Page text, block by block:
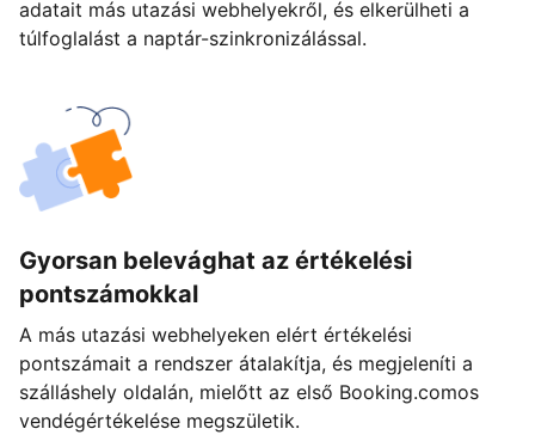
adatait más utazási webhelyekről, és elkerülheti a
túlfoglalást a naptár-szinkronizálással.
Gyorsan belevághat az értékelési
pontszámokkal
A más utazási webhelyeken elért értékelési
pontszámait a rendszer átalakítja, és megjeleníti a
szálláshely oldalán, mielőtt az első Booking.comos
vendégértékelése megszületik.